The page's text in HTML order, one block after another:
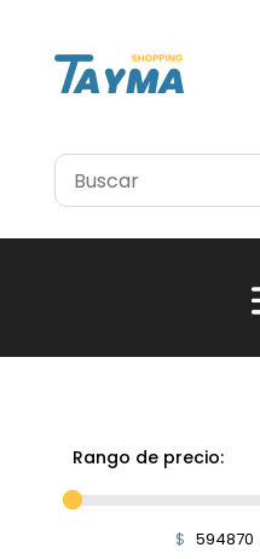
Rango de precio:
$